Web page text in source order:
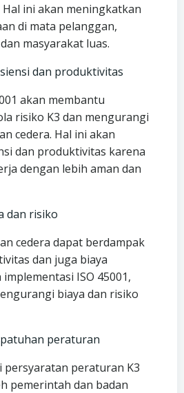
ini akan meningkatkan
di mata pelanggan,
masyarakat luas.
dan produktivitas
akan membantu
risiko K3 dan mengurangi
cedera. Hal ini akan
dan produktivitas karena
dengan lebih aman dan
dan risiko
cedera dapat berdampak
dan juga biaya
ISO 45001,
biaya dan risiko
peraturan
persyaratan peraturan K3
pemerintah dan badan